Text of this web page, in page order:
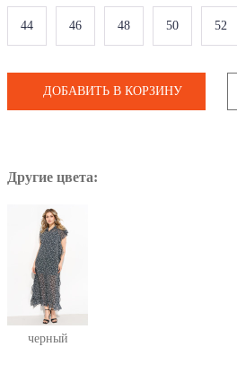
44 46 48 50 52
ДОБАВИТЬ В КОРЗИНУ
Другие цвета:
черный